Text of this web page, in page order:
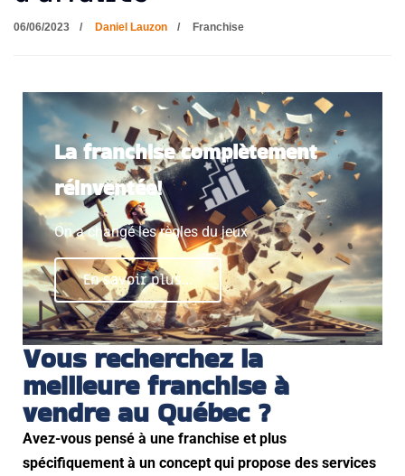
06/06/2023 Daniel Lauzon Franchise
La franchise complètement
réinventée!
On a changé les règles du jeux
En savoir plus...
Vous recherchez la
meilleure franchise à
vendre au Québec ?
Avez-vous pensé à une franchise et plus
spécifiquement à un concept qui propose des services